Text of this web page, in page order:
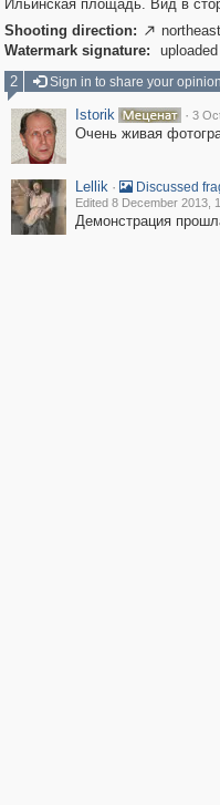
Ильинская площадь. Вид в
Shooting direction:  northeast
Watermark signature:
2
Sign in to share your opinion
Istorik · 3
Очень живая
Lellik · Discussed
Edited 8 December 2013,
Демонстрация